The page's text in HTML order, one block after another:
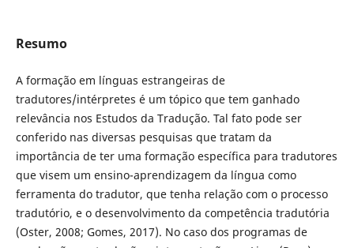
Resumo
A formação em línguas estrangeiras de
tradutores/intérpretes é um tópico que tem ganhado
relevância nos Estudos da Tradução. Tal fato pode ser
conferido nas diversas pesquisas que tratam da
importância de ter uma formação específica para tradutores
que visem um ensino-aprendizagem da língua como
ferramenta do tradutor, que tenha relação com o processo
tradutório, e o desenvolvimento da competência tradutória
(Oster, 2008; Gomes, 2017). No caso dos programas de